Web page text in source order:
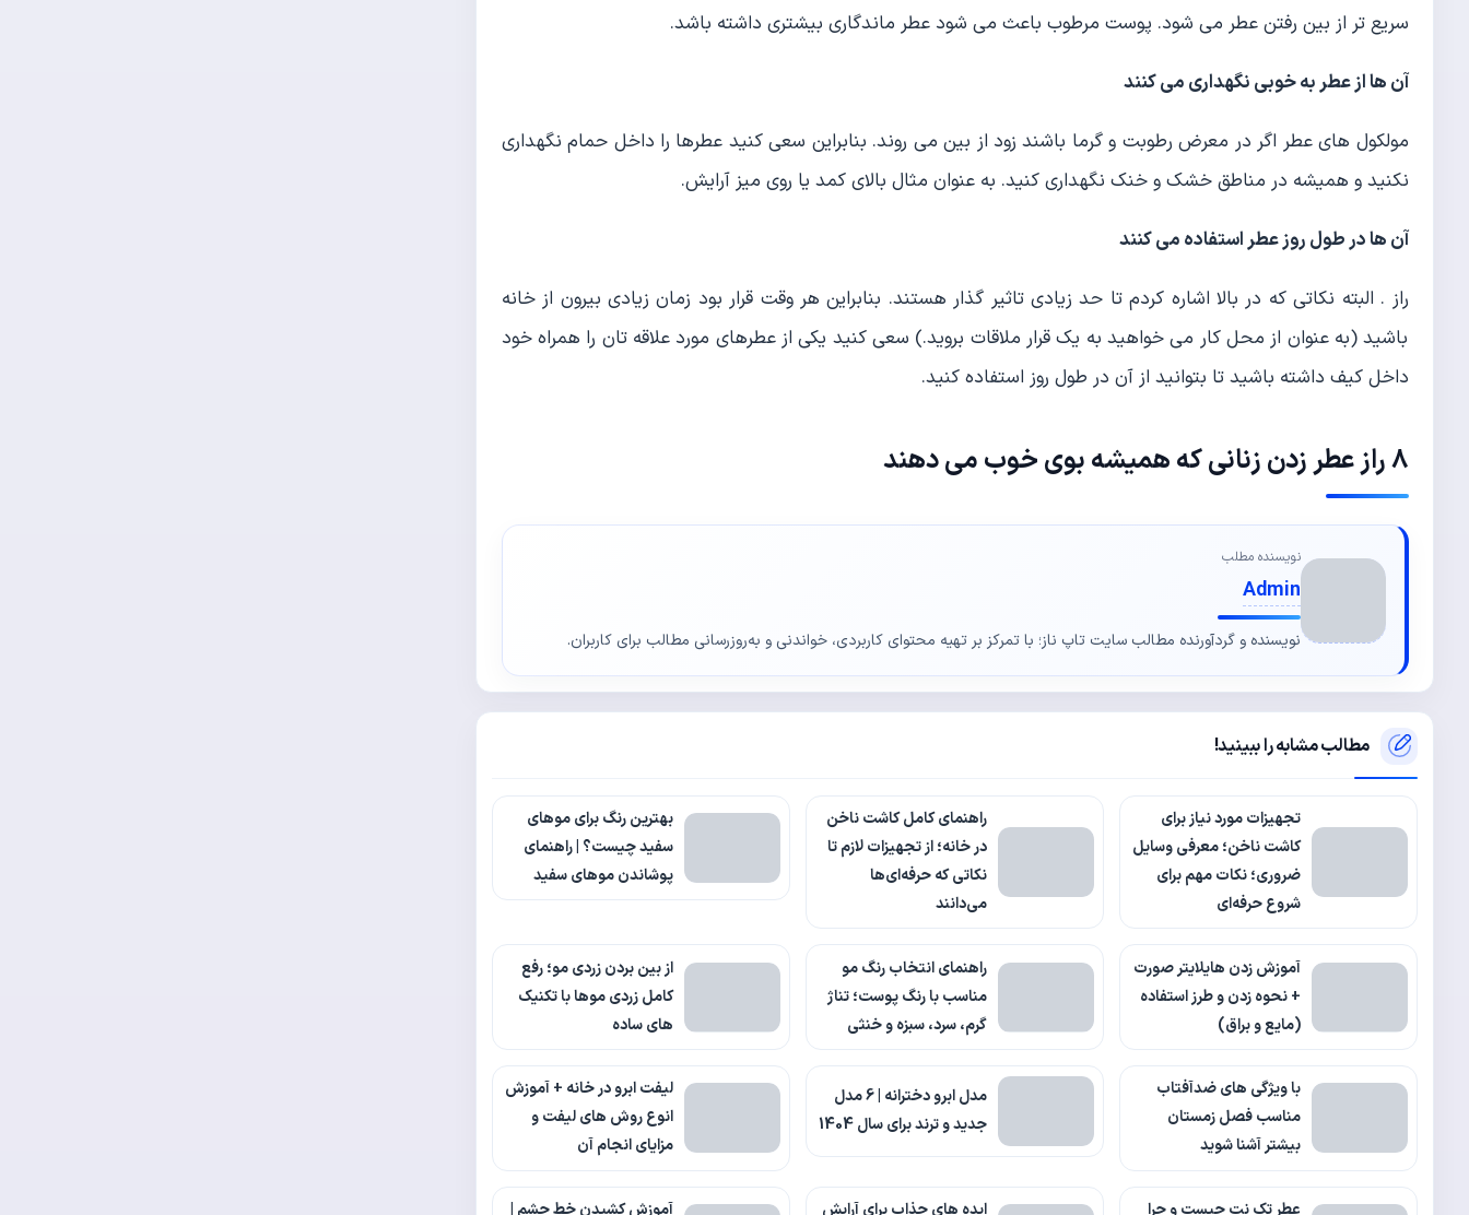
سریع تر از بین رفتن عطر می شود. پوست مرطوب باعث می شود عطر ماندگاری بیشتری داشته باشد.
آن ها از عطر به خوبی نگهداری می کنند
مولکول های عطر اگر در معرض رطوبت و گرما باشند زود از بین می روند. بنابراین سعی کنید عطرها را داخل حمام نگهداری
نکنید و همیشه در مناطق خشک و خنک نگهداری کنید. به عنوان مثال بالای کمد یا روی میز آرایش.
آن ها در طول روز عطر استفاده می کنند
راز . البته نکاتی که در بالا اشاره کردم تا حد زیادی تاثیر گذار هستند. بنابراین هر وقت قرار بود زمان زیادی بیرون از خانه
باشید (به عنوان از محل کار می خواهید به یک قرار ملاقات بروید.) سعی کنید یکی از عطرهای مورد علاقه تان را همراه خود
داخل کیف داشته باشید تا بتوانید از آن در طول روز استفاده کنید.
8 راز عطر زدن زنانی که همیشه بوی خوب می دهند
نویسنده مطلب
Admin
نویسنده و گردآورنده مطالب سایت تاپ ناز؛ با تمرکز بر تهیه محتوای کاربردی، خواندنی و به‌روزرسانی مطالب برای کاربران.
مطالب مشابه را ببینید!
تجهیزات مورد نیاز برای
کاشت ناخن؛ معرفی وسایل
ضروری؛ نکات مهم برای
شروع حرفه‌ای
راهنمای کامل کاشت ناخن
در خانه؛ از تجهیزات لازم تا
نکاتی که حرفه‌ای‌ها
می‌دانند
بهترین رنگ برای موهای
سفید چیست؟ | راهنمای
پوشاندن موهای سفید
آموزش زدن هایلایتر صورت
+ نحوه زدن و طرز استفاده
(مایع و براق)
راهنمای انتخاب رنگ مو
مناسب با رنگ پوست؛ تناژ
گرم، سرد، سبزه و خنثی
از بین بردن زردی مو؛ رفع
کامل زردی موها با تکنیک
های ساده
با ویژگی های ضدآفتاب
مناسب فصل زمستان
بیشتر آشنا شوید
مدل ابرو دخترانه | 6 مدل
جدید و ترند برای سال 1404
لیفت ابرو در خانه + آموزش
انوع روش های لیفت و
مزایای انجام آن
عطر تک نت چیست و چرا ایده های جذاب برای آرایش آموزش کشیدن خط چشم |